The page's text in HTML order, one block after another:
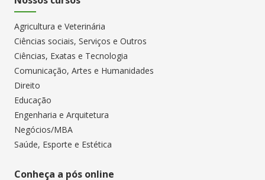
Agricultura e Veterinária
Ciências sociais, Serviços e Outros
Ciências, Exatas e Tecnologia
Comunicação, Artes e Humanidades
Direito
Educação
Engenharia e Arquitetura
Negócios/MBA
Saúde, Esporte e Estética
Conheça a pós online